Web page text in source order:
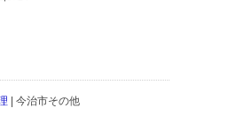
| 今治市その他